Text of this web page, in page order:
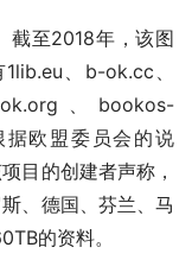
至2018年，该图
、b-ok.cc、
、bookos-
据欧盟委员会的说
目的创建者声称，
、德国、芬兰、马
的资料。